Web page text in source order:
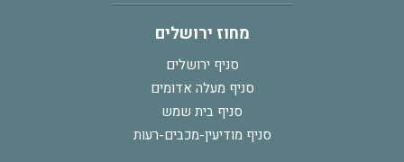
מחוז ירושלים
סניף ירושלים
סניף מעלה אדומים
סניף בית שמש
סניף מודיעין-מכבים-רעות